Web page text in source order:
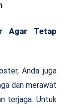
Agar Tetap
Anda juga
dan merawat
terjaga. Untuk